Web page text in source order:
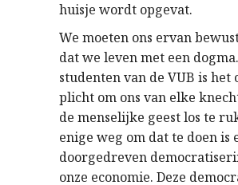
huisje wordt opgevat.
We moeten ons ervan
dat we leven met een
studenten van de VUB is het
plicht om ons van elke
de menselijke geest los te
enige weg om dat te doen is
doorgedreven
onze economie. Deze